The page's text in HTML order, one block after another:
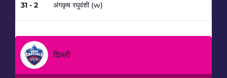
अंगकृष रघुवंशी (w)
31 - 2
दिल्ली